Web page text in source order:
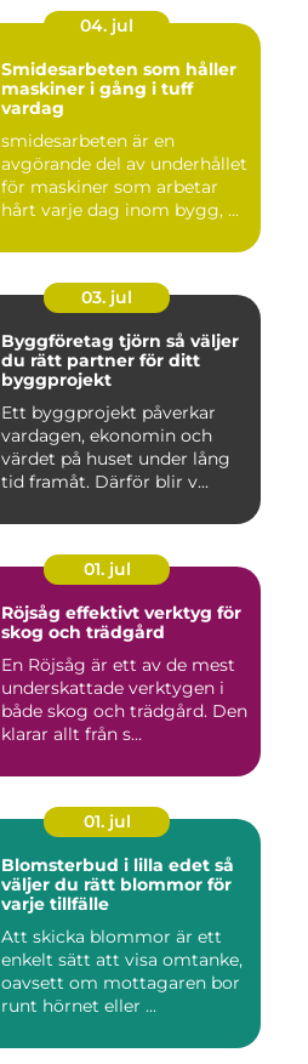
04. jul
Smidesarbeten som håller
maskiner i gång i tuff
vardag
smidesarbeten är en
avgörande del av underhållet
för maskiner som arbetar
hårt varje dag inom bygg, ...
03. jul
Byggföretag tjörn så väljer
du rätt partner för ditt
byggprojekt
Ett byggprojekt påverkar
vardagen, ekonomin och
värdet på huset under lång
tid framåt. Därför blir v...
01. jul
Röjsåg effektivt verktyg för
skog och trädgård
En Röjsåg är ett av de mest
underskattade verktygen i
både skog och trädgård. Den
klarar allt från s...
01. jul
Blomsterbud i lilla edet så
väljer du rätt blommor för
varje tillfälle
Att skicka blommor är ett
enkelt sätt att visa omtanke,
oavsett om mottagaren bor
runt hörnet eller ...